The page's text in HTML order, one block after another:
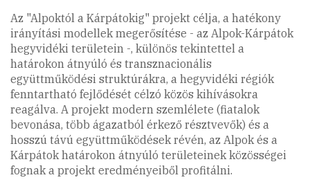
Az "Alpoktól a Kárpátokig" projekt célja, a hatékony
irányítási modellek megerősítése - az Alpok-Kárpátok
hegyvidéki területein -, különös tekintettel a
határokon átnyúló és transznacionális
együttműködési struktúrákra, a hegyvidéki régiók
fenntartható fejlődését célzó közös kihívásokra
reagálva. A projekt modern szemlélete (fiatalok
bevonása, több ágazatból érkező résztvevők) és a
hosszú távú együttműködések révén, az Alpok és a
Kárpátok határokon átnyúló területeinek közösségei
fognak a projekt eredményeiből profitálni.